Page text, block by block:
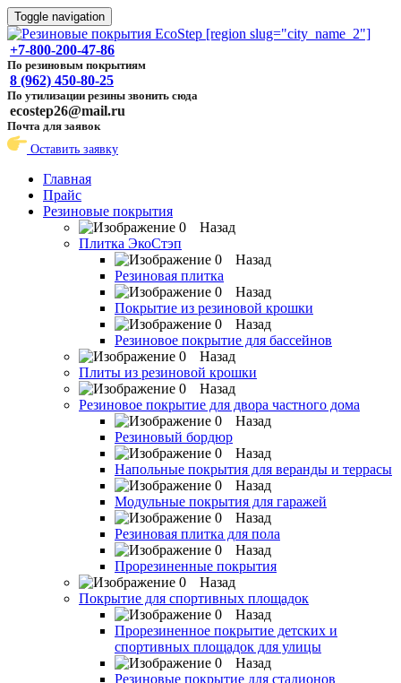
Toggle navigation
+7-800-200-47-86
По резиновым покрытиям
8 (962) 450-80-25
По утилизации резины звонить сюда
ecostep26@mail.ru
Почта для заявок
Оставить заявку
Главная
Прайс
Резиновые покрытия
Назад
Плитка ЭкоСтэп
Назад
Резиновая плитка
Назад
Покрытие из резиновой крошки
Назад
Резиновое покрытие для бассейнов
Назад
Плиты из резиновой крошки
Назад
Резиновое покрытие для двора частного дома
Назад
Резиновый бордюр
Назад
Напольные покрытия для веранды и террасы
Назад
Модульные покрытия для гаражей
Назад
Резиновая плитка для пола
Назад
Прорезиненные покрытия
Назад
Покрытие для спортивных площадок
Назад
Прорезиненное покрытие детских и
спортивных площадок для улицы
Назад
Резиновые покрытие для стадионов